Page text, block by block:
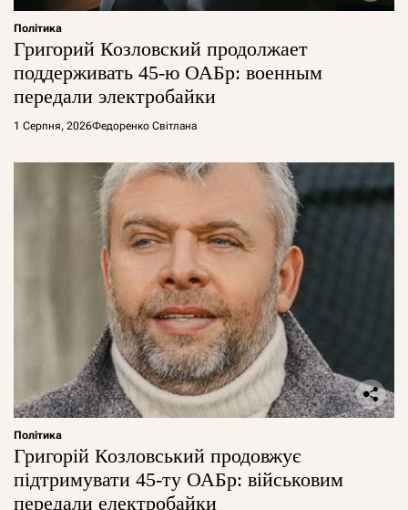
Політика
Григорий Козловский продолжает
поддерживать 45-ю ОАБр: военным
передали электробайки
1 Серпня, 2026Федоренко Світлана
Політика
Григорій Козловський продовжує
підтримувати 45-ту ОАБр: військовим
передали електробайки